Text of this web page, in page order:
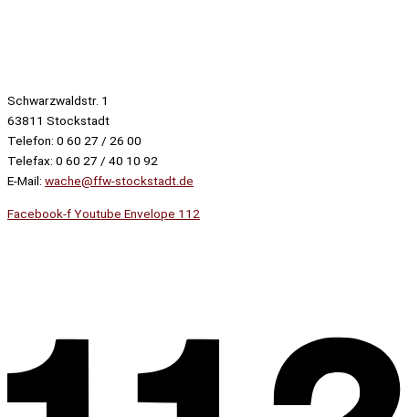
Schwarzwaldstr. 1
63811 Stockstadt
Telefon: 0 60 27 / 26 00
Telefax: 0 60 27 / 40 10 92
E-Mail: wache@ffw-stockstadt.de
Facebook-fYoutube Envelope 112